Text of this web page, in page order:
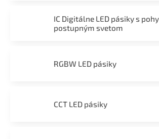
IC Digitálne LED pásiky s
postupným svetom
RGBW LED pásiky
CCT LED pásiky